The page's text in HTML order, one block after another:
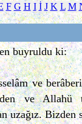
F G H I İ J K L M
buyruldu ki:
ve
ve Allahü
uzağız.